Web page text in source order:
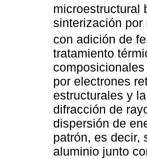
microestructural
sinterización
con adición de
tratamiento
por electrones
estructurales y
difracción de
dispersión de
patrón, es decir,
aluminio junto